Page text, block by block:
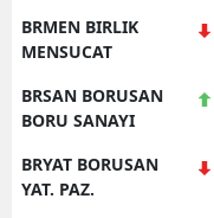
BRMEN BIRLIK
MENSUCAT
BRSAN BORUSAN
BORU SANAYI
BRYAT BORUSAN
YAT. PAZ.